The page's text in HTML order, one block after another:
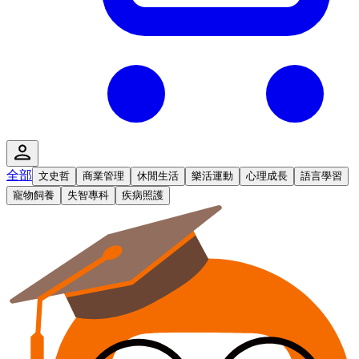
全部 文史哲 商業管理 休閒生活 樂活運動 心理成長
語言學習
寵物飼養
失智專科 疾病照護